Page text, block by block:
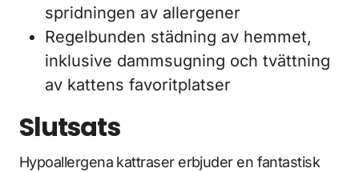
spridningen av allergener
Regelbunden städning av hemmet,
inklusive dammsugning och tvättning
av kattens favoritplatser
Slutsats
Hypoallergena kattraser erbjuder en fantastisk